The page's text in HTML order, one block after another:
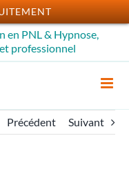
en PNL & Hypnose,
professionnel
Précédent Suivant